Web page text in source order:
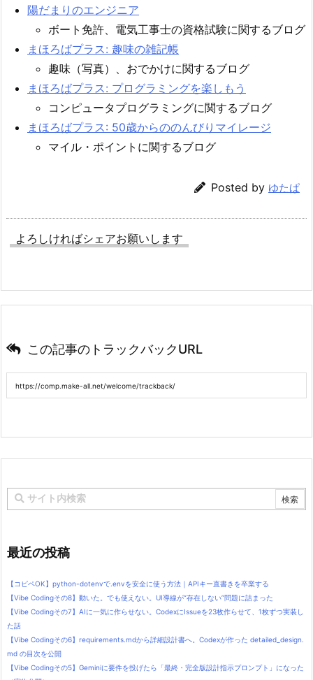
陽だまりのエンジニア
ボート免許、電気工事士の資格試験に関するブログ
まほろばプラス: 趣味の雑記帳
趣味（写真）、おでかけに関するブログ
まほろばプラス: プログラミングを楽しもう
コンピュータプログラミングに関するブログ
まほろばプラス: 50歳からののんびりマイレージ
マイル・ポイントに関するブログ
Posted by ゆたぱ
よろしければシェアお願いします
この記事のトラックバックURL
最近の投稿
【コピペOK】python-dotenvで.envを安全に使う方法｜APIキー直書きを卒業する
【Vibe Codingその8】動いた。でも使えない。UI導線が“存在しない”問題に詰まった
【Vibe Codingその7】AIに一気に作らせない。CodexにIssueを23枚作らせて、1枚ずつ実装し
た話
【Vibe Codingその6】requirements.mdから詳細設計書へ。Codexが作った detailed_design.
md の目次を公開
【Vibe Codingその5】Geminiに要件を投げたら「最終・完全版設計指示プロンプト」になった